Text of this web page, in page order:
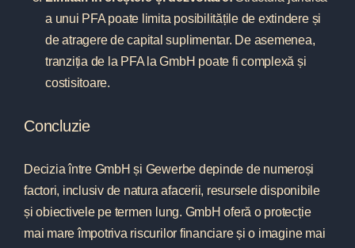
a unui PFA poate limita posibilitățile de extindere și
de atragere de capital suplimentar. De asemenea,
tranziția de la PFA la GmbH poate fi complexă și
costisitoare.
Concluzie
Decizia între GmbH și Gewerbe depinde de numeroși
factori, inclusiv de natura afacerii, resursele disponibile
și obiectivele pe termen lung. GmbH oferă o protecție
mai mare împotriva riscurilor financiare și o imagine mai